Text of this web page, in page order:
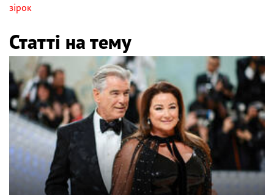
зірок
Статті на тему